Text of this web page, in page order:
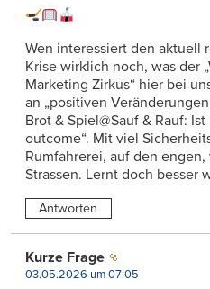
Wen interessiert den aktuell
Krise wirklich noch, was der
Marketing Zirkus“ hier bei
an „positiven
Brot & Spiel@Sauf & Rauf:
outcome“. Mit viel
Rumfahrerei, auf den
Strassen. Lernt doch besser
Antworten
Kurze Frage
03.05.2026 um 07:05